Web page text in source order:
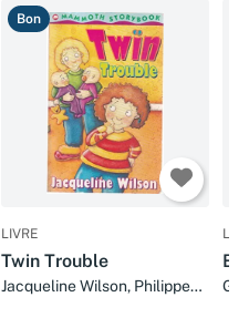
Bon
LIVRE
Twin Trouble
Jacqueline Wilson, Philippe